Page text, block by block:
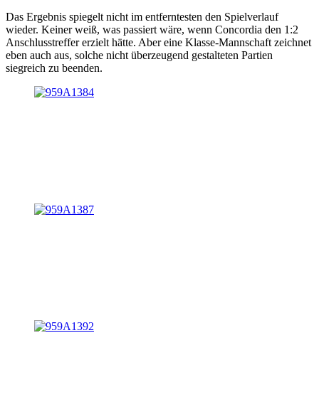
Das Ergebnis spiegelt nicht im entferntesten den Spielverlauf
wieder. Keiner weiß, was passiert wäre, wenn Concordia den 1:2
Anschlusstreffer erzielt hätte. Aber eine Klasse-Mannschaft zeichnet
eben auch aus, solche nicht überzeugend gestalteten Partien
siegreich zu beenden.